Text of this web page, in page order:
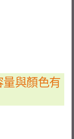
量與顏色有